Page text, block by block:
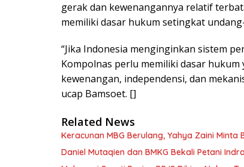
gerak dan kewenangannya relatif
memiliki dasar hukum setingkat
“Jika Indonesia menginginkan sistem
Kompolnas perlu memiliki dasar
kewenangan, independensi, dan
ucap Bamsoet. []
Related News
Keracunan MBG Berulang, Yahya Zaini Minta
Daniel Mutaqien dan BMKG Bekali Petani